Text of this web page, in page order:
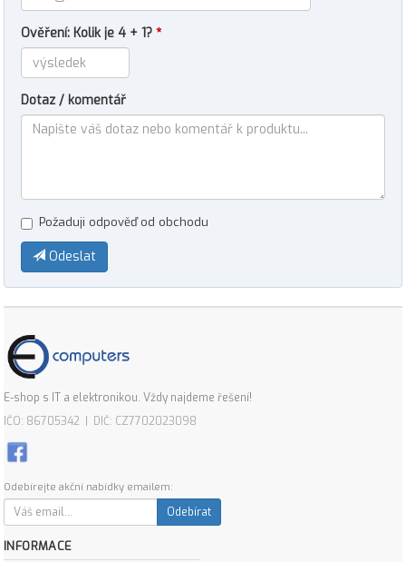
Ověření: Kolik je 4 + 1? *
Dotaz / komentář
Požaduji odpověď od obchodu
Odeslat
E-shop s IT a elektronikou. Vždy najdeme řešení!
IČO: 86705342 | DIČ: CZ7702023098
Odebírejte akční nabídky emailem:
Odebírat
INFORMACE